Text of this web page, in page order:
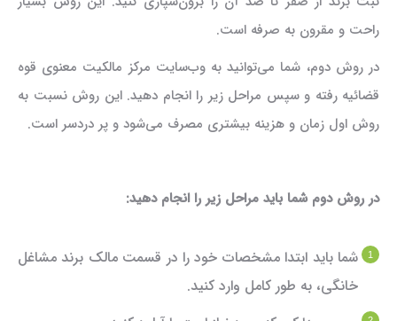
راحت و مقرون به صرفه است.
در روش دوم، شما می‌توانید به وب‌سایت مرکز مالکیت معنوی قوه
قضائیه رفته و سپس مراحل زیر را انجام دهید. این روش نسبت به
روش اول زمان و هزینه بیشتری مصرف می‌شود و پر دردسر است.
در روش دوم شما باید مراحل زیر را انجام دهید:
شما باید ابتدا مشخصات خود را در قسمت مالک برند مشاغل
خانگی، به طور کامل وارد کنید.